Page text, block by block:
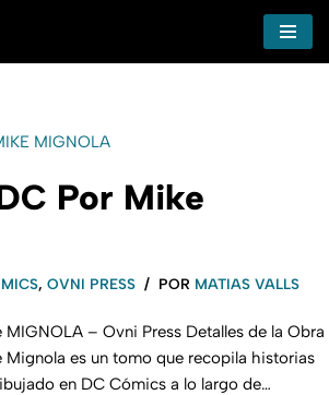
Por Mike
, OVNI PRESS POR MATIAS VALLS
– Ovni Press Detalles de la Obra
Mignola es un tomo que recopila historias
en DC Cómics a lo largo de…